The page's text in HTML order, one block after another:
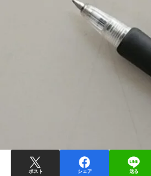
ポスト シェア 送る